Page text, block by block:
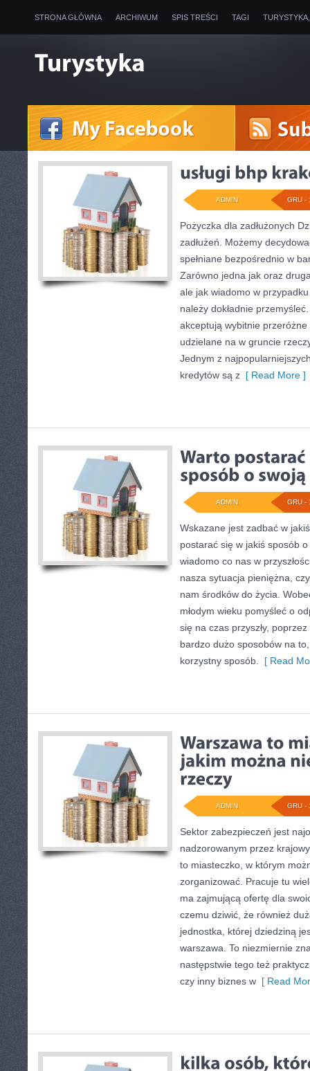
STRONA GŁÓWNA ARCHIWUM SPIS TREŚCI TAGI
GRU -
ADMIN
Pożyczka dla zadłużonych
zadłużeń. Możemy
spełniane bezpośrednio w
Zarówno jedna jak oraz
ale jak wiadomo w
należy dokładnie
akceptują wybitnie
udzielane na w gruncie
Jednym z
kredytów są z [ Read More ]
GRU -
ADMIN
Wskazane jest zadbać w
postarać się w jakiś sposób
wiadomo co nas w
nasza sytuacja pieniężna,
nam środków do życia.
młodym wieku pomyśleć o
się na czas przyszły,
bardzo dużo sposobów na
korzystny sposób.
[ Read
GRU -
ADMIN
Sektor zabezpieczeń jest
nadzorowanym przez
to miasteczko, w którym
zorganizować. Pracuje tu
ma zajmującą ofertę dla
czemu dziwić, że również
jednostka, której dziedziną
warszawa. To niezmiernie
następstwie tego też
czy inny biznes w [ Read